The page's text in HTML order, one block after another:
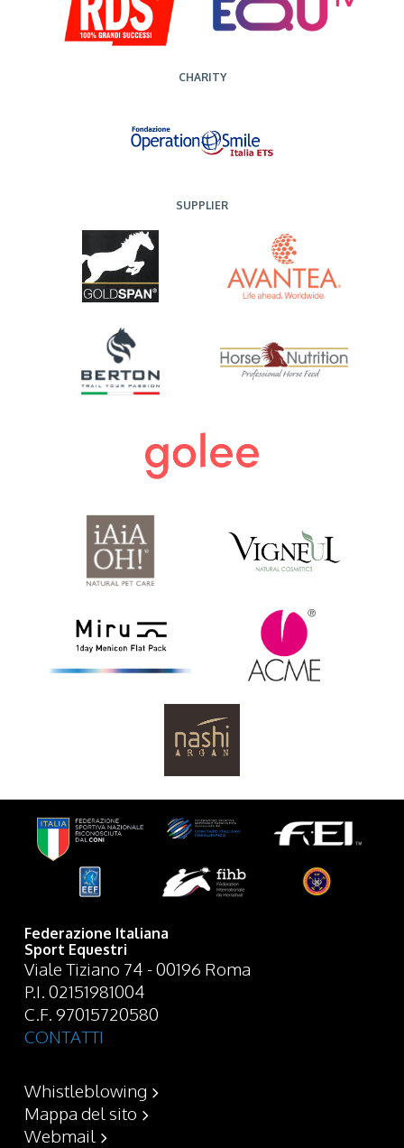
CHARITY
SUPPLIER
Federazione Italiana
Sport Equestri
Viale Tiziano 74 - 00196 Roma
P.I. 02151981004
C.F. 97015720580
CONTATTI
Whistleblowing
Mappa del sito
Webmail